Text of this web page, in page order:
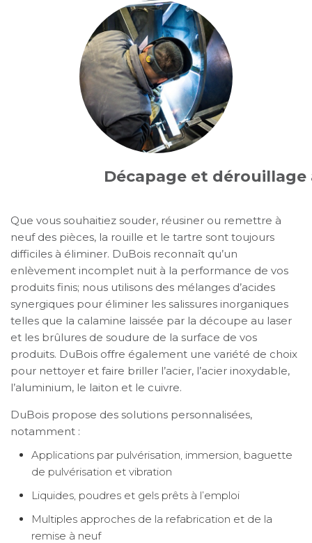
Décapage et dérouillage
Que vous souhaitiez souder, réusiner ou remettre à
neuf des pièces, la rouille et le tartre sont toujours
difficiles à éliminer. DuBois reconnaît qu’un
enlèvement incomplet nuit à la performance de vos
produits finis; nous utilisons des mélanges d’acides
synergiques pour éliminer les salissures inorganiques
telles que la calamine laissée par la découpe au laser
et les brûlures de soudure de la surface de vos
produits. DuBois offre également une variété de choix
pour nettoyer et faire briller l’acier, l’acier inoxydable,
l’aluminium, le laiton et le cuivre.
DuBois propose des solutions personnalisées,
notamment :
Applications par pulvérisation, immersion, baguette
de pulvérisation et vibration
Liquides, poudres et gels prêts à l’emploi
Multiples approches de la refabrication et de la
remise à neuf